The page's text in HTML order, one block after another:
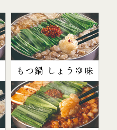
もつ鍋 しょうゆ味